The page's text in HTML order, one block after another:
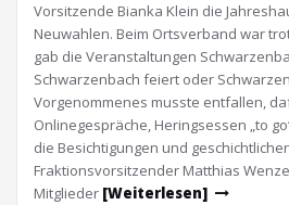
Vorsitzende Bianka Klein die
Neuwahlen. Beim Ortsverband war
gab die Veranstaltungen
Schwarzenbach feiert oder
Vorgenommenes musste entfallen,
Onlinegespräche, Heringsessen „to
die Besichtigungen und
Fraktionsvorsitzender Matthias
Mitglieder [Weiterlesen]